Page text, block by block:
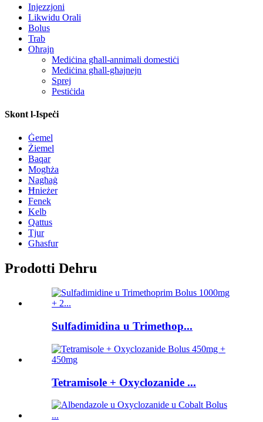
Injezzjoni
Likwidu Orali
Bolus
Trab
Oħrajn
Mediċina għall-annimali domestiċi
Mediċina għall-għajnejn
Sprej
Pestiċida
Skont l-Ispeċi
Ġemel
Żiemel
Baqar
Mogħża
Nagħaġ
Ħnieżer
Fenek
Kelb
Qattus
Tjur
Għasfur
Prodotti Dehru
Sulfadimidina u Trimethop...
Tetramisole + Oxyclozanide ...